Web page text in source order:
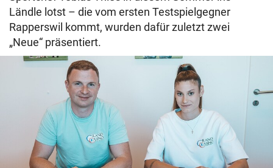
Ländle lotst – die vom ersten Testspielgegner
Rapperswil kommt, wurden dafür zuletzt zwei
„Neue“ präsentiert.